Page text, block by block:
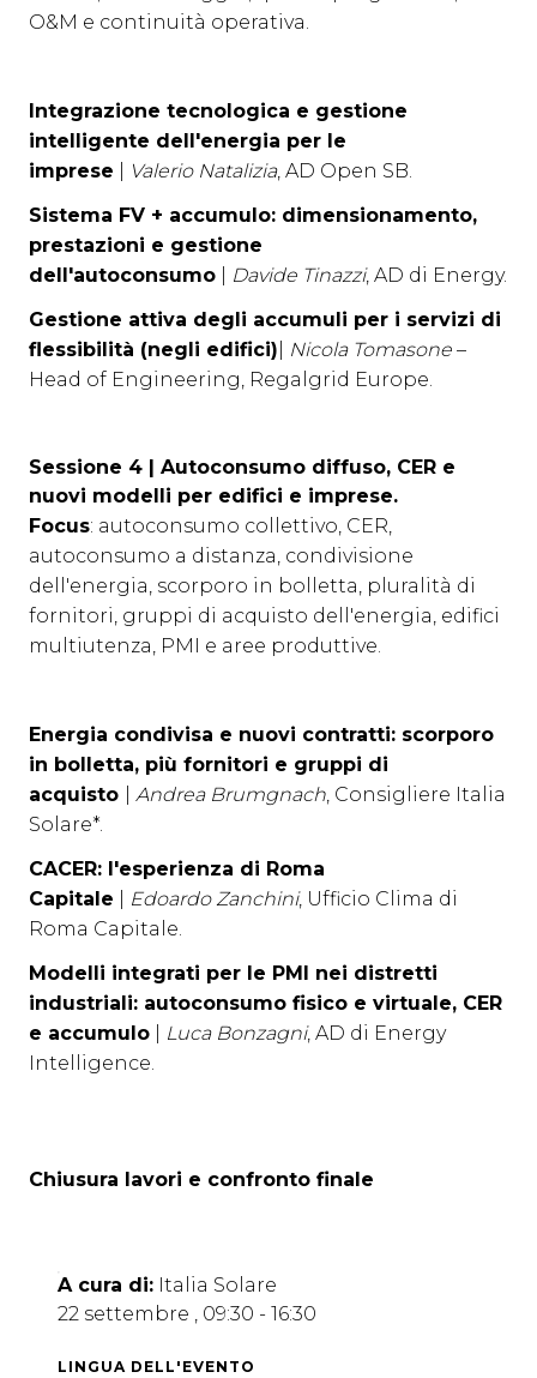
O&M e continuità operativa.
Integrazione tecnologica e gestione
intelligente dell'energia per le
imprese
Valerio Natalizia, AD Open SB.
Sistema FV + accumulo: dimensionamento,
prestazioni e gestione
dell'autoconsumo
Davide Tinazzi, AD di Energy.
Gestione attiva degli accumuli per i servizi di
flessibilità (negli edifici)
Nicola Tomasone –
Head of Engineering, Regalgrid Europe.
Sessione 4 | Autoconsumo diffuso, CER e
nuovi modelli per edifici e imprese.
Focus: autoconsumo collettivo, CER,
autoconsumo a distanza, condivisione
dell'energia, scorporo in bolletta, pluralità di
fornitori, gruppi di acquisto dell'energia, edifici
multiutenza, PMI e aree produttive.
Energia condivisa e nuovi contratti: scorporo
in bolletta, più fornitori e gruppi di
acquisto
Andrea Brumgnach, Consigliere Italia
Solare*.
CACER: l'esperienza di Roma
Capitale
Edoardo Zanchini, Ufficio Clima di
Roma Capitale.
Modelli integrati per le PMI nei distretti
industriali: autoconsumo fisico e virtuale, CER
e accumulo
Luca Bonzagni, AD di Energy
Intelligence.
Chiusura lavori e confronto finale
A cura di: Italia Solare
22 settembre , 09:30 - 16:30
LINGUA DELL'EVENTO